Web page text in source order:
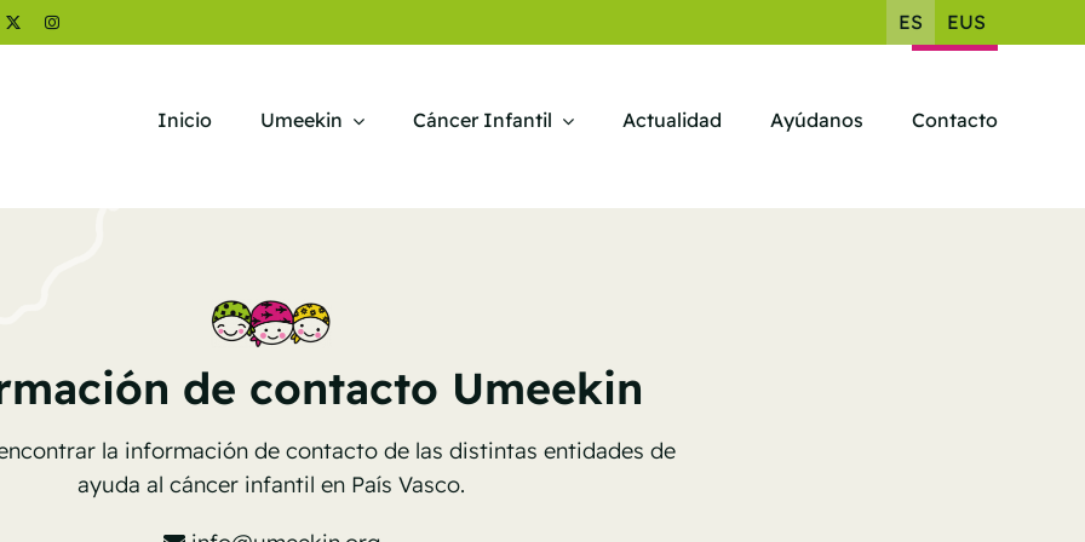
ES EUS
Inicio Umeekin Cáncer Infantil Actualidad Ayúdanos Contacto
de contacto Umeekin
la información de contacto de las distintas entidades de
ayuda al cáncer infantil en País Vasco.